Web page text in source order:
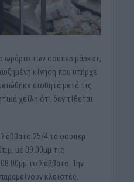
ωράριο των σούπερ μάρκετ,
κίνηση που υπήρχε
αισθητά μετά τις
χείλη ότι δεν τίθεται
25/4 τα σούπερ
με 09.00μμ τις
το Σάββατο. Την
κλειστές.